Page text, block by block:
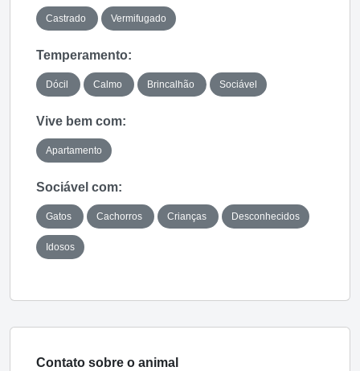
Castrado Vermifugado
Temperamento:
Dócil Calmo Brincalhão Sociável
Vive bem com:
Apartamento
Sociável com:
Gatos Cachorros Crianças Desconhecidos
Idosos
Contato sobre o animal